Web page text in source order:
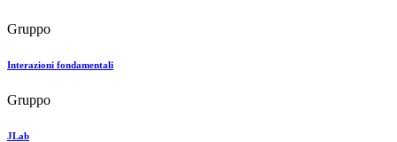
Gruppo
Interazioni fondamentali
Gruppo
JLab